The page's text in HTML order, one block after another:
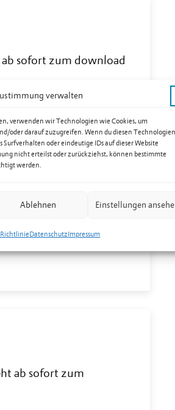
verwalten
verwenden wir Technologien wie Cookies, um
oder darauf zuzugreifen. Wenn du diesen Technologien
oder eindeutige IDs auf dieser Website
nicht erteilst oder zurückziehst, können bestimmte
werden.
Ablehnen Einstellungen
DatenschutzImpressum
ab sofort zum download
sofort zum download
ab sofort zum